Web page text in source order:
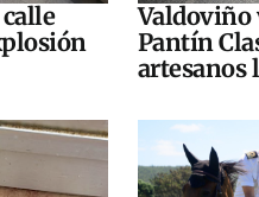
Valdoviño
Pantín
artesanos